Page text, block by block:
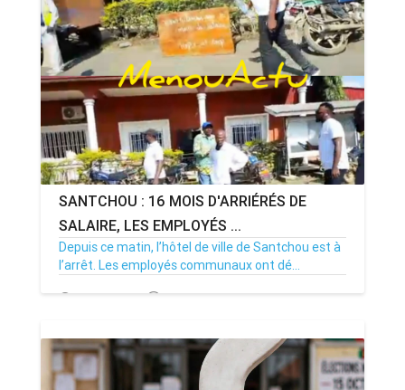
SANTCHOU : 16 MOIS D'ARRIÉRÉS DE
SALAIRE, LES EMPLOYÉS ...
Depuis ce matin, l’hôtel de ville de Santchou est à
l’arrêt. Les employés communaux ont dé...
20/07/26 Par MenouActu 0